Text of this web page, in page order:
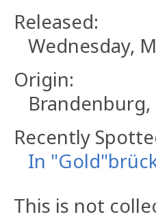
Released:
Wednesday,
Origin:
Recently
In
This is not